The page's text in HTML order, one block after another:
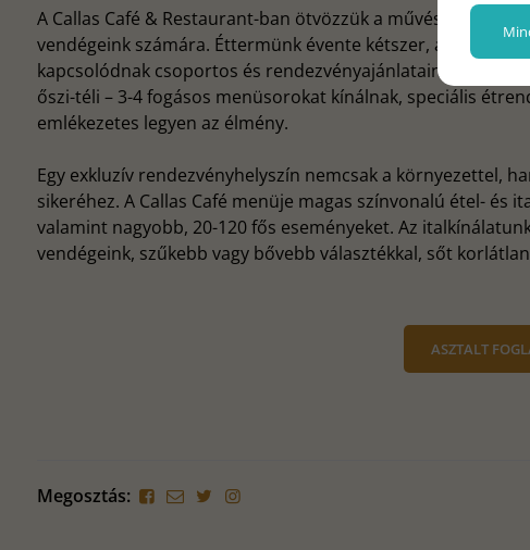
A Callas Café & Restaurant-ban ötvözzük a művészetet és
vendégeink számára. Éttermünk évente kétszer, áprilisban
kapcsolódnak csoportos és rendezvényajánlataink is. A
őszi-téli – 3-4 fogásos menüsorokat kínálnak, speciális
emlékezetes legyen az élmény.
Egy exkluzív rendezvényhelyszín nemcsak a környezettel,
sikeréhez. A Callas Café menüje magas színvonalú étel- és
valamint nagyobb, 20-120 fős eseményeket. Az
vendégeink, szűkebb vagy bővebb választékkal, sőt
ASZTALT
Megosztás: